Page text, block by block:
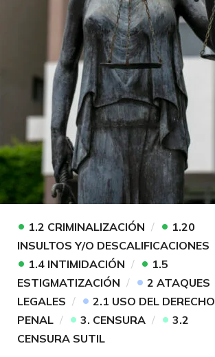
• 1.2 CRIMINALIZACIÓN • 1.20
INSULTOS Y/O DESCALIFICACIONES
• 1.4 INTIMIDACIÓN • 1.5
ESTIGMATIZACIÓN
• 2 ATAQUES
LEGALES
• 2.1 USO DEL DERECHO
PENAL
• 3. CENSURA • 3.2
CENSURA SUTIL